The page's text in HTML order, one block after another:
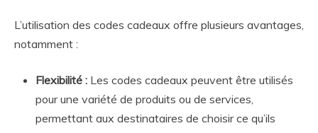
L’utilisation des codes cadeaux offre plusieurs avantages,
notamment :
Flexibilité : Les codes cadeaux peuvent être utilisés
pour une variété de produits ou de services,
permettant aux destinataires de choisir ce qu’ils